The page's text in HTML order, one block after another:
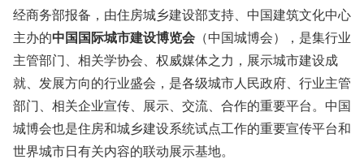
经商务部报备，由住房城乡建设部支持、中国建筑文化中心
主办的中国国际城市建设博览会 （中国城博会），是集行业
主管部门、相关学协会、权威媒体之力，展示城市建设成
就、发展方向的行业盛会，是各级城市人民政府、行业主管
部门、相关企业宣传、展示、交流、合作的重要平台。中国
城博会也是住房和城乡建设系统试点工作的重要宣传平台和
世界城市日有关内容的联动展示基地。